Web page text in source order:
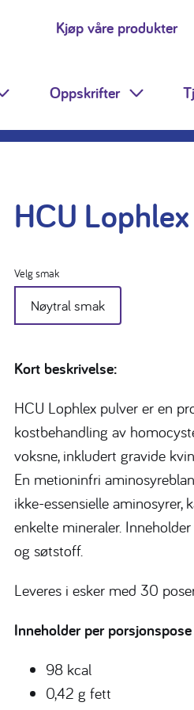
Kjøp våre produkter
Toggle Dropdown
Oppskrifter Toggle
HCU
Velg smak
Nøytral smak
Kort beskrivelse:
HCU Lophlex pulver er en
kostbehandling av
voksne, inkludert gravide
En metioninfri
ikke-essensielle aminosyrer,
enkelte mineraler.
og søtstoff.
Leveres i esker med 30
Inneholder per
98 kcal
0,42 g fett